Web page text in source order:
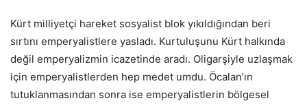
Kürt milliyetçi hareket sosyalist blok yıkıldığından beri
sırtını emperyalistlere yasladı. Kurtuluşunu Kürt halkında
değil emperyalizmin icazetinde aradı. Oligarşiyle uzlaşmak
için emperyalistlerden hep medet umdu. Öcalan’ın
tutuklanmasından sonra ise emperyalistlerin bölgesel